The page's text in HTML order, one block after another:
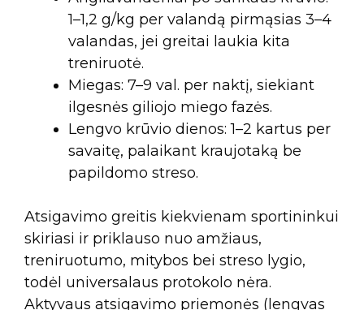
1–1,2 g/kg per valandą pirmąsias 3–4
valandas, jei greitai laukia kita
treniruotė.
Miegas: 7–9 val. per naktį, siekiant
ilgesnės giliojo miego fazės.
Lengvo krūvio dienos: 1–2 kartus per
savaitę, palaikant kraujotaką be
papildomo streso.
Atsigavimo greitis kiekvienam sportininkui
skiriasi ir priklauso nuo amžiaus,
treniruotumo, mitybos bei streso lygio,
todėl universalaus protokolo nėra.
Aktyvaus atsigavimo priemonės (lengvas